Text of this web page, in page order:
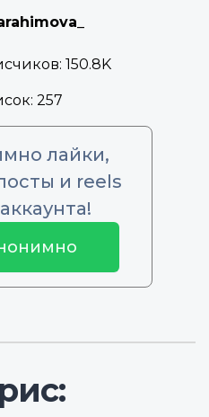
150.8K
257
лайки,
и reels